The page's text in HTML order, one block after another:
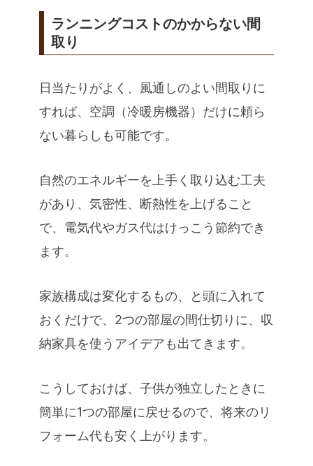
ランニングコストのかからない間
取り
日当たりがよく、風通しのよい間取りに
すれば、空調（冷暖房機器）だけに頼ら
ない暮らしも可能です。
自然のエネルギーを上手く取り込む工夫
があり、気密性、断熱性を上げること
で、電気代やガス代はけっこう節約でき
ます。
家族構成は変化するもの、と頭に入れて
おくだけで、2つの部屋の間仕切りに、収
納家具を使うアイデアも出てきます。
こうしておけば、子供が独立したときに
簡単に1つの部屋に戻せるので、将来のリ
フォーム代も安く上がります。